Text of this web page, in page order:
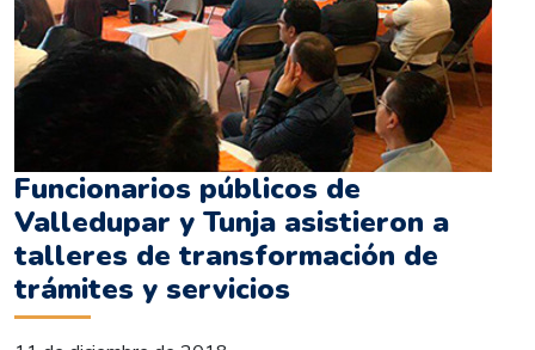
Funcionarios públicos de
Valledupar y Tunja asistieron a
talleres de transformación de
trámites y servicios